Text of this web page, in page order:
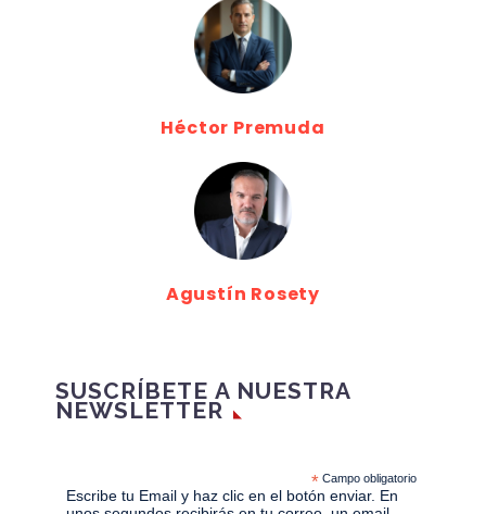
Héctor Premuda
Agustín Rosety
SUSCRÍBETE A NUESTRA
NEWSLETTER
*Campo obligatorio
Escribe tu Email y haz clic en el botón enviar. En